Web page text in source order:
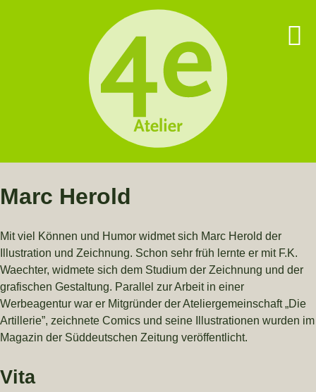
Marc Herold
Mit viel Können und Humor widmet sich Marc Herold der
Illustration und Zeichnung. Schon sehr früh lernte er mit F.K.
Waechter, widmete sich dem Studium der Zeichnung und der
grafischen Gestaltung. Parallel zur Arbeit in einer
Werbeagentur war er Mitgründer der Ateliergemeinschaft „Die
Artillerie”, zeichnete Comics und seine Illustrationen wurden im
Magazin der Süddeutschen Zeitung veröffentlicht.
Vita